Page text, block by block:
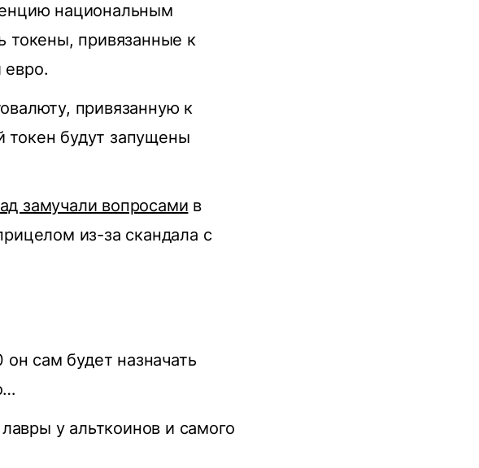
национальным
токены, привязанные к
привязанную к
токен будут запущены
замучали вопросами в
из-за скандала с
сам будет назначать
у альткоинов и самого